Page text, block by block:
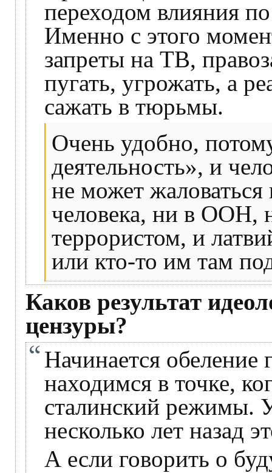
переходом влияния
Именно с этого
запреты на ТВ,
пугать, угрожать, а
сажать в тюрьмы.
Очень удобно,
деятельность», и
не может
человека, ни в ООН,
террористом, и
или кто-то им там
Каков результат
цензуры?
Начинается
находимся в точке,
сталинский режимы.
несколько лет назад
А если говорить о